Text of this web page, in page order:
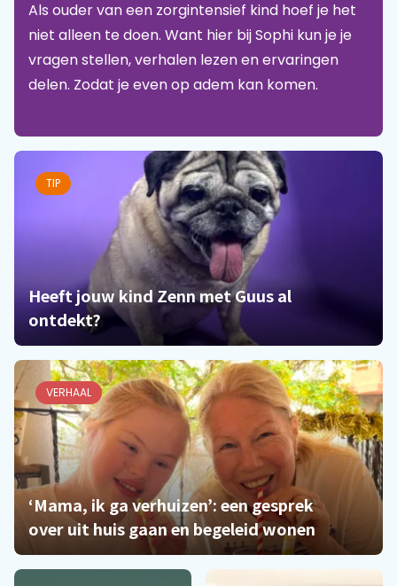
Praat mee
Sophi
Sophi
Als ouder van een zorgintensief kind hoef je het
niet alleen te doen. Want hier bij Sophi kun je je
vragen stellen, verhalen lezen en ervaringen
delen. Zodat je even op adem kan komen.
TIP
Heeft jouw kind Zenn met Guus al
ontdekt?
VERHAAL
‘Mama, ik ga verhuizen’: een gesprek
over uit huis gaan en begeleid wonen